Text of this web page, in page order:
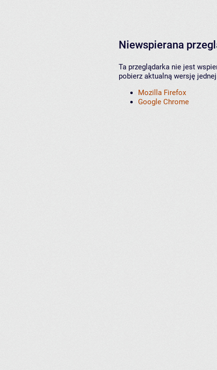
Niewspierana
Ta przeglądarka nie jest
pobierz aktualną wersję
Mozilla Firefox
Google Chrome